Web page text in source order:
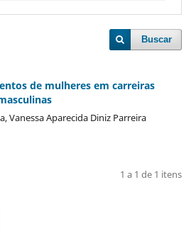
Buscar
de mulheres em carreiras
Vanessa Aparecida Diniz Parreira
1 a 1 de 1 itens